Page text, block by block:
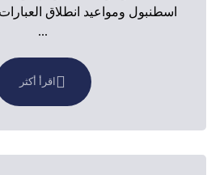
اسطنبول ومواعيد انطلاق
...
اقرأ أكثر